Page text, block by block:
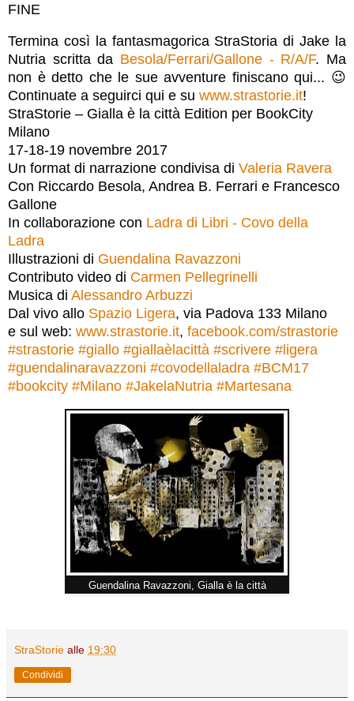
FINE
Termina così la fantasmagorica StraStoria di Jake la
Nutria scritta da Besola/Ferrari/Gallone - R/A/F. Ma
non è detto che le sue avventure finiscano qui... 😉
Continuate a seguirci qui e su www.strastorie.it!
StraStorie – Gialla è la città Edition per BookCity
Milano
17-18-19 novembre 2017
Un format di narrazione condivisa di Valeria Ravera
Con Riccardo Besola, Andrea B. Ferrari e Francesco
Gallone
In collaborazione con Ladra di Libri - Covo della
Ladra
Illustrazioni di Guendalina Ravazzoni
Contributo video di Carmen Pellegrinelli
Musica di Alessandro Arbuzzi
Dal vivo allo Spazio Ligera, via Padova 133 Milano
e sul web: www.strastorie.it, facebook.com/strastorie
#strastorie #giallo #giallaèlacittà #scrivere #ligera
#guendalinaravazzoni #covodellaladra #BCM17
#bookcity #Milano #JakelaNutria #Martesana
Guendalina Ravazzoni, Gialla è la città
StraStorie alle 19:30
Condividi